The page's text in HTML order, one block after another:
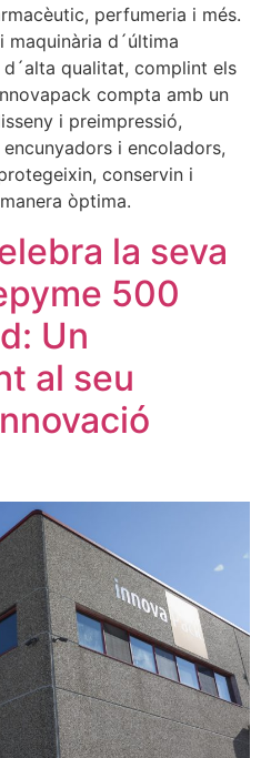
perfumeria i més.
d´última
qualitat, complint els
compta amb un
i preimpressió,
i encoladors,
conservin i
òptima.
la seva
500
Un
al seu